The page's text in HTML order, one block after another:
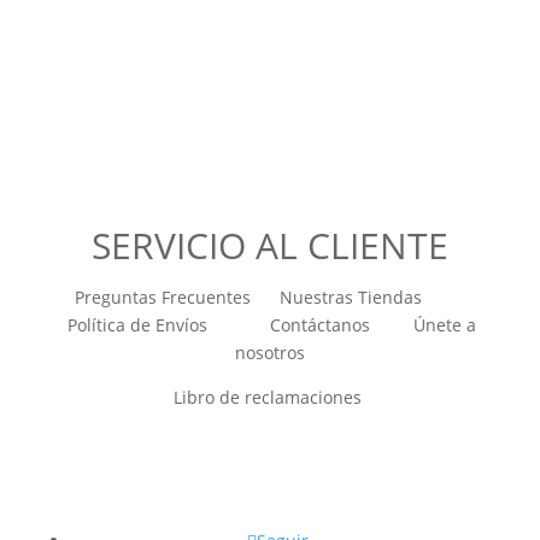
SERVICIO AL CLIENTE
Preguntas Frecuentes Nuestras Tiendas
Política de Envíos Contáctanos Únete a
nosotros
Libro de reclamaciones